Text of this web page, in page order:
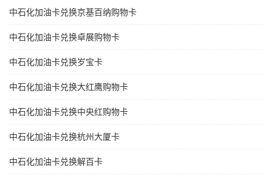
中石化加油卡兑换京基百纳购物卡
中石化加油卡兑换卓展购物卡
中石化加油卡兑换岁宝卡
中石化加油卡兑换大红鹰购物卡
中石化加油卡兑换中央红购物卡
中石化加油卡兑换杭州大厦卡
中石化加油卡兑换解百卡